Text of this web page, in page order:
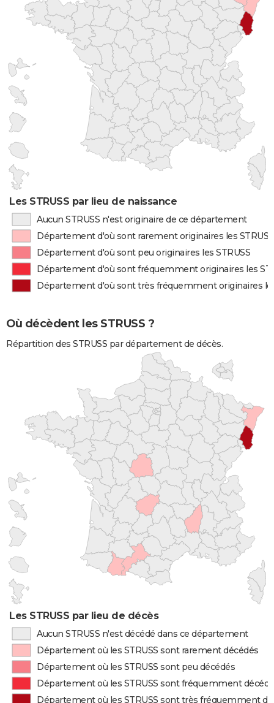
Les STRUSS par lieu de naissance
Aucun STRUSS n'est originaire de ce département
Département d'où sont rarement originaires les STRUSS
Département d'où sont peu originaires les STRUSS
Département d'où sont fréquemment originaires les
Département d'où sont très fréquemment originaires
Où décèdent les STRUSS ?
Répartition des STRUSS par département de décès.
Les STRUSS par lieu de décès
Aucun STRUSS n'est décédé dans ce département
Département où les STRUSS sont rarement décédés
Département où les STRUSS sont peu décédés
Département où les STRUSS sont fréquemment
Département où les STRUSS sont très fréquemment